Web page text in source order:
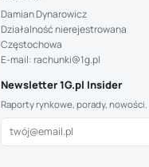
Damian Dynarowicz
Działalność nierejestrowana
Częstochowa
E-mail: rachunki@1g.pl
Newsletter 1G.pl Insider
Raporty rynkowe, porady, nowości.